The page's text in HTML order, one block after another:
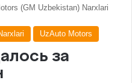
(GM Uzbekistan) Narxlari
UzAuto Motors
за